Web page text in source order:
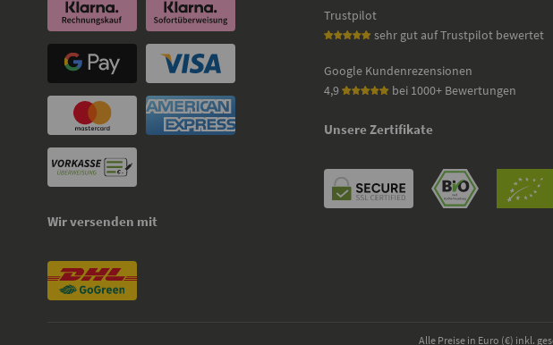
Wir versenden mit
Trustpilot
sehr gut auf Trustpilot bewertet
Google Kundenrezensionen
4,9
bei 1000+ Bewertungen
Unsere Zertifikate
Alle Preise in Euro (€) inkl.